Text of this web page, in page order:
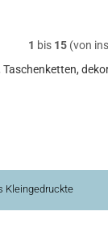
1 bis 15 (von
Kleingedruckte